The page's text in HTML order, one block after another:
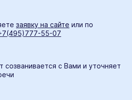
заявку на сайте или по
55-07
созванивается с Вами и уточняет